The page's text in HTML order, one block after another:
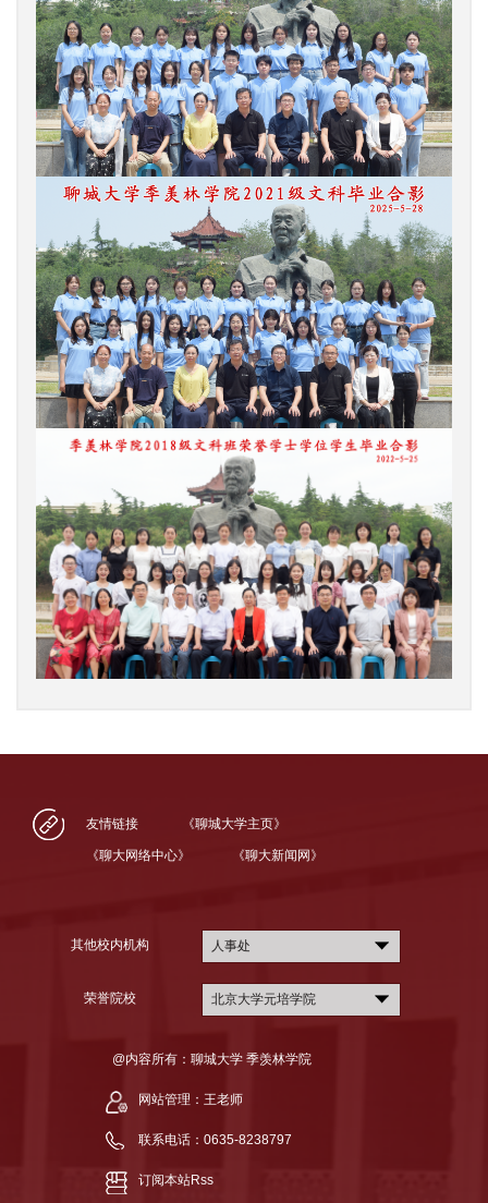
友情链接 《聊城大学主页》
《聊大网络中心》 《聊大新闻网》
其他校内机构 人事处
荣誉院校 北京大学元培学院
@内容所有：聊城大学 季羡林学院
网站管理：王老师
联系电话：0635-8238797
订阅本站Rss